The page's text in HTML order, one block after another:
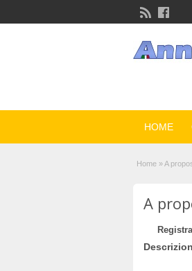
HOME
Home »A
A